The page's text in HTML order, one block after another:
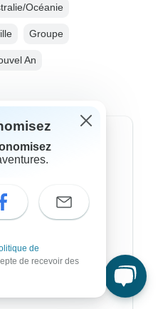
Océanie
Groupe
An
de
de recevoir des